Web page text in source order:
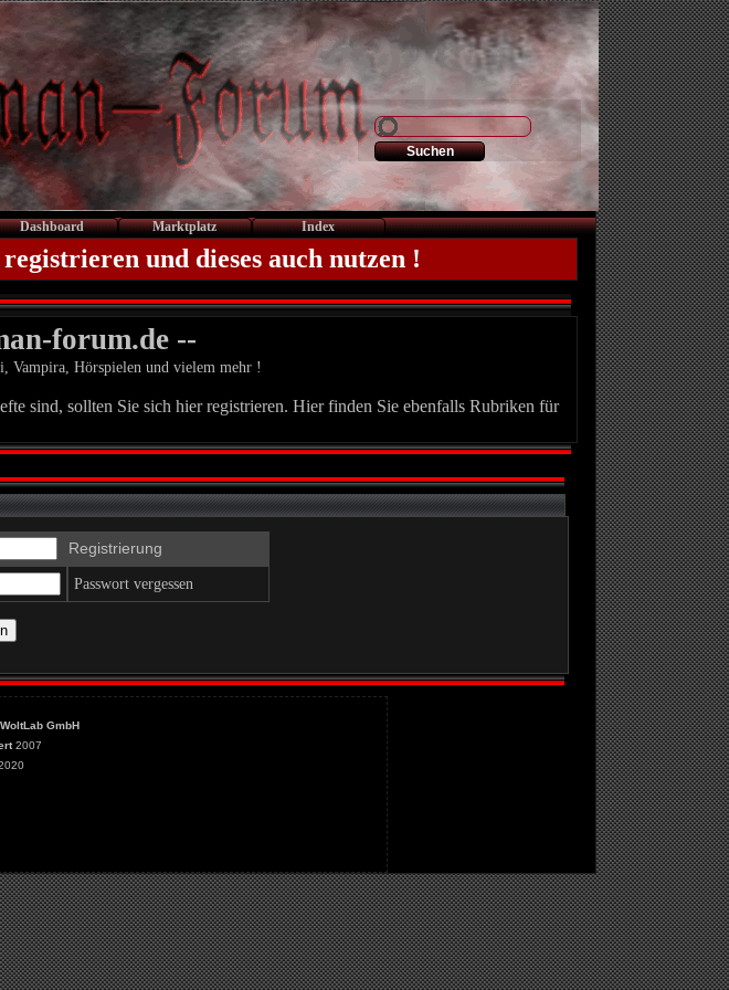
Dashboard Marktplatz Index
registrieren und dieses auch nutzen !
forum.de --
Vampira, Hörspielen und vielem mehr !
sind, sollten Sie sich hier registrieren. Hier finden Sie ebenfalls Rubriken für
Registrierung
Passwort vergessen
WoltLab GmbH
2007